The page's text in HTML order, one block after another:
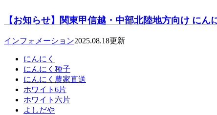
【お知らせ】関東甲信越・中部北陸地方向け にん
インフォメーション2025.08.18更新
にんにく
にんにく種子
にんにく農家直送
ホワイト6片
ホワイト六片
よしだや